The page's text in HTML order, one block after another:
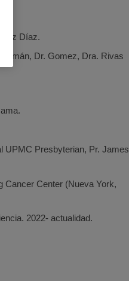
Díaz.
Dr. Gomez, Dra. Rivas
UPMC Presbyterian, Pr. James
Cancer Center (Nueva York,
2022- actualidad.